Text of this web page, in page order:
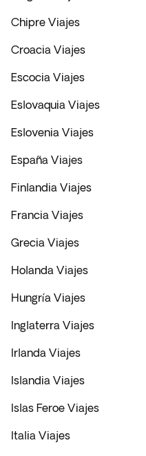
Chipre Viajes
Croacia Viajes
Escocia Viajes
Eslovaquia Viajes
Eslovenia Viajes
España Viajes
Finlandia Viajes
Francia Viajes
Grecia Viajes
Holanda Viajes
Hungría Viajes
Inglaterra Viajes
Irlanda Viajes
Islandia Viajes
Islas Feroe Viajes
Italia Viajes